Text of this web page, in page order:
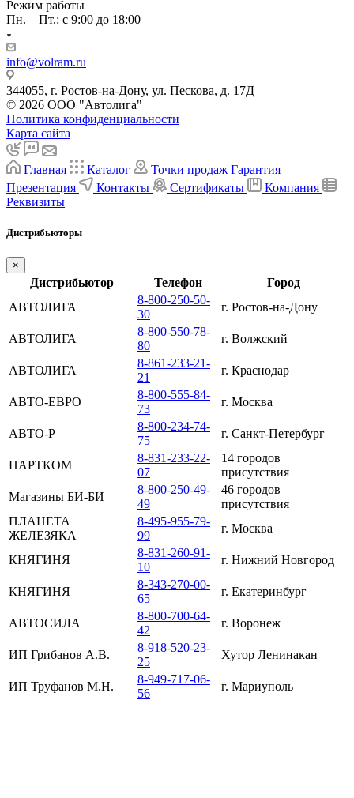
Режим работы
Пн. – Пт.: с 9:00 до 18:00
info@volram.ru
344055, г. Ростов-на-Дону, ул. Пескова, д. 17Д
© 2026 ООО "Автолига"
Политика конфиденциальности
Карта сайта
Главная Каталог Точки продаж Гарантия
Презентация
Контакты Сертификаты
Компания
Реквизиты
Дистрибьюторы
×
Дистрибьютор Телефон
Город
АВТОЛИГА
8-800-250-50-
30
г. Ростов-на-Дону
АВТОЛИГА
8-800-550-78-
80
г. Волжский
АВТОЛИГА
8-861-233-21-
21
г. Краснодар
АВТО-ЕВРО
8-800-555-84-
73
г. Москва
АВТО-Р
8-800-234-74-
75
г. Санкт-Петербург
ПАРТКОМ
8-831-233-22-
07
14 городов
присутствия
Магазины БИ-БИ
8-800-250-49-
49
46 городов
присутствия
ПЛАНЕТА
ЖЕЛЕЗЯКА
8-495-955-79-
99
г. Москва
КНЯГИНЯ
8-831-260-91-
10
г. Нижний Новгород
КНЯГИНЯ
8-343-270-00-
65
г. Екатеринбург
АВТОСИЛА
8-800-700-64-
42
г. Воронеж
ИП Грибанов А.В.
8-918-520-23-
25
Хутор Ленинакан
ИП Труфанов М.Н.
8-949-717-06-
56
г. Мариуполь